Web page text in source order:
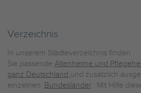
Verzeichnis
In unserem Städteverzeichnis finden
Sie passende Altenheime und
ganz Deutschland und zusätzlich
einzelnen Bundesländer. Mit Hilfe